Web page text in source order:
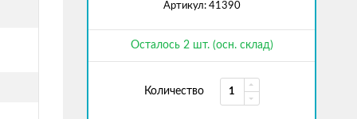
Артикул: 41390
Осталось 2 шт. (осн. склад)
Количество